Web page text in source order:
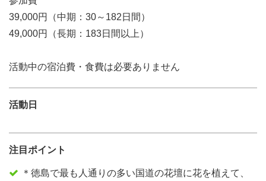
39,000円（中期：30～182日間）
49,000円（長期：183日間以上）
活動中の宿泊費・食費は必要ありません
活動日
注目ポイント
＊徳島で最も人通りの多い国道の花壇に花を植えて、